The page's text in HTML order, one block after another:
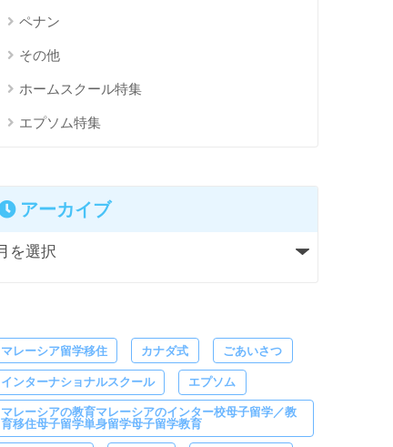
ペナン
その他
ホームスクール特集
エプソム特集
アーカイブ
マレーシア留学移住 カナダ式 ごあいさつ
インターナショナルスクール エプソム
マレーシアの教育マレーシアのインター校母子留学／教
育移住母子留学単身留学母子留学教育